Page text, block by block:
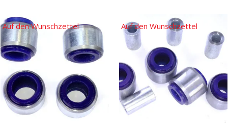
Auf den Wunschzettel Auf den Wunschzettel